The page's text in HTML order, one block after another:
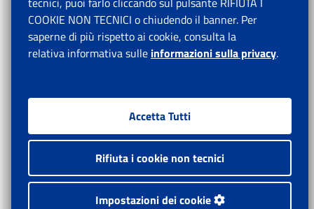
COOKIE NON TECNICI o chiudendo il banner. Per
saperne di più rispetto ai cookie, consulta la
relativa informativa sulle informazioni sulla privacy.
Accetta Tutti
Rifiuta i cookie non tecnici
Impostazioni dei cookie